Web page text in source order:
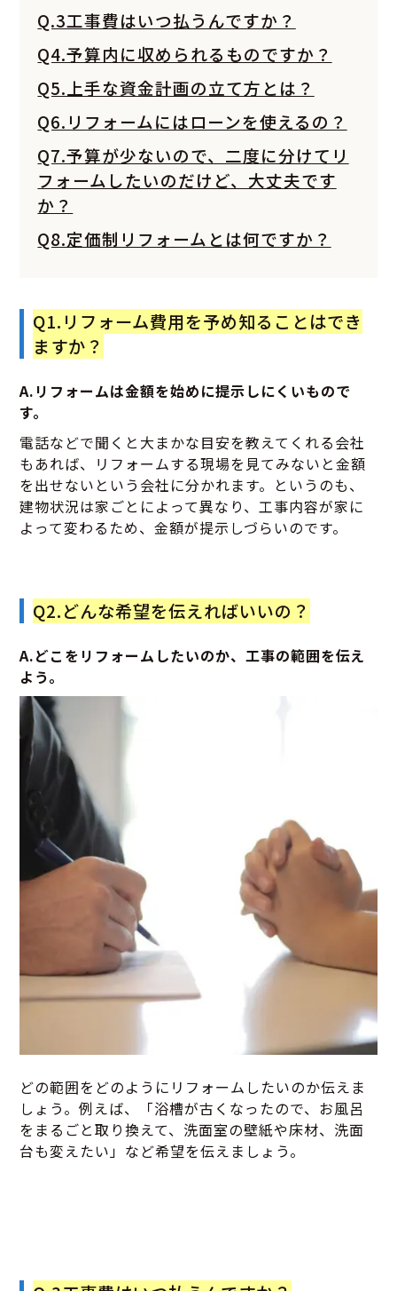
Q.3工事費はいつ払うんですか？
Q4.予算内に収められるものですか？
Q5.上手な資金計画の立て方とは？
Q6.リフォームにはローンを使えるの？
Q7.予算が少ないので、二度に分けてリ
フォームしたいのだけど、大丈夫です
か？
Q8.定価制リフォームとは何ですか？
Q1.リフォーム費用を予め知ることはでき
ますか？
A.リフォームは金額を始めに提示しにくいもので
す。
電話などで聞くと大まかな目安を教えてくれる会社
もあれば、リフォームする現場を見てみないと金額
を出せないという会社に分かれます。というのも、
建物状況は家ごとによって異なり、工事内容が家に
よって変わるため、金額が提示しづらいのです。
Q2.どんな希望を伝えればいいの？
A.どこをリフォームしたいのか、工事の範囲を伝え
よう。
どの範囲をどのようにリフォームしたいのか伝えま
しょう。例えば、「浴槽が古くなったので、お風呂
をまるごと取り換えて、洗面室の壁紙や床材、洗面
台も変えたい」など希望を伝えましょう。